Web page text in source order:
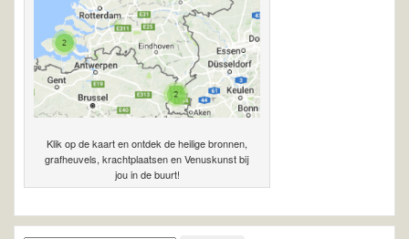
Klik op de kaart en ontdek de heilige bronnen,
grafheuvels, krachtplaatsen en Venuskunst bij
jou in de buurt!